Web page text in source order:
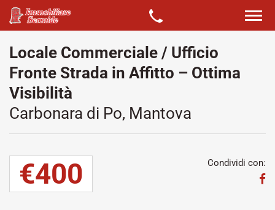
Locale Commerciale / Ufficio
Fronte Strada in Affitto – Ottima
Visibilità
Carbonara di Po, Mantova
€400 Condividi con: